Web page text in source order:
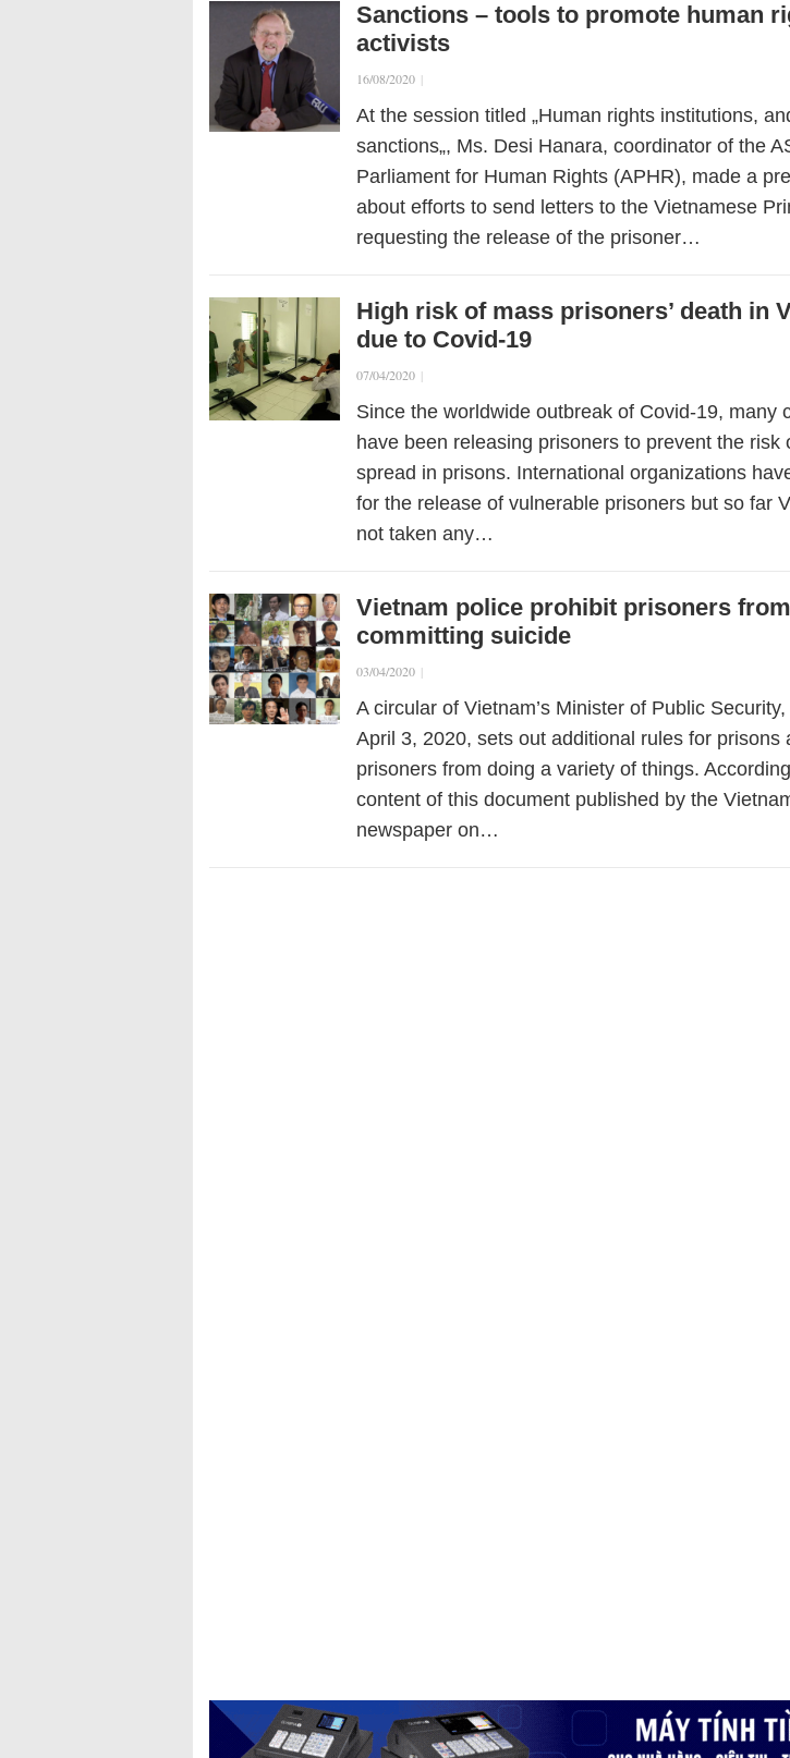
Sanctions – tools to promote human
activists
16/08/2020 |
At the session titled „Human rights institutions,
sanctions„, Ms. Desi Hanara, coordinator of the
Parliament for Human Rights (APHR), made a
about efforts to send letters to the Vietnamese
requesting the release of the prisoner…
High risk of mass prisoners’ death in
due to Covid-19
07/04/2020 |
Since the worldwide outbreak of Covid-19, many
have been releasing prisoners to prevent the risk
spread in prisons. International organizations
for the release of vulnerable prisoners but so far
not taken any…
Vietnam police prohibit prisoners from
committing suicide
03/04/2020 |
A circular of Vietnam’s Minister of Public
April 3, 2020, sets out additional rules for prisons
prisoners from doing a variety of things.
content of this document published by the
newspaper on…